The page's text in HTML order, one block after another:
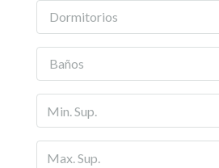
Dormitorios
Baños